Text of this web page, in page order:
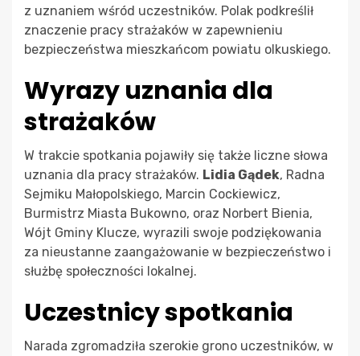
z uznaniem wśród uczestników. Polak podkreślił
znaczenie pracy strażaków w zapewnieniu
bezpieczeństwa mieszkańcom powiatu olkuskiego.
Wyrazy uznania dla
strażaków
W trakcie spotkania pojawiły się także liczne słowa
uznania dla pracy strażaków. Lidia Gądek, Radna
Sejmiku Małopolskiego, Marcin Cockiewicz,
Burmistrz Miasta Bukowno, oraz Norbert Bienia,
Wójt Gminy Klucze, wyrazili swoje podziękowania
za nieustanne zaangażowanie w bezpieczeństwo i
służbę społeczności lokalnej.
Uczestnicy spotkania
Narada zgromadziła szerokie grono uczestników, w